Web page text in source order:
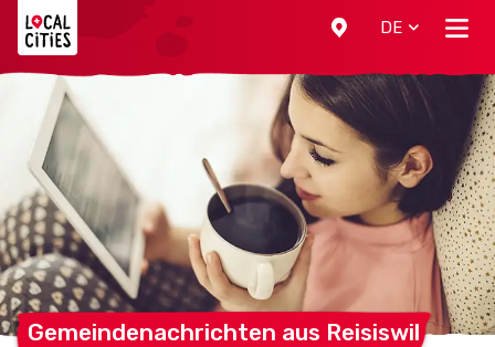
DE
Gemeindenachrichten aus Reisiswil